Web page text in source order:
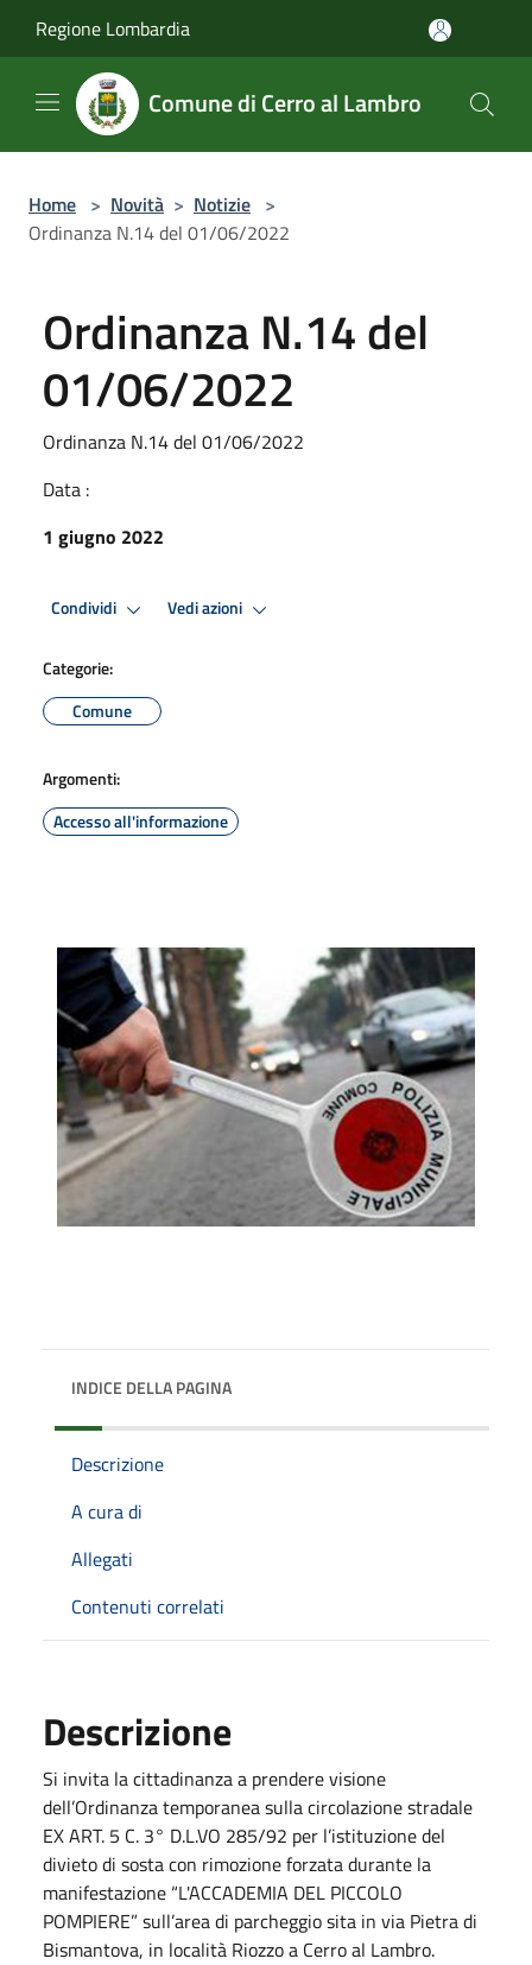
Regione Lombardia
Comune di Cerro al Lambro
Home > Novità > Notizie >
Ordinanza N.14 del 01/06/2022
Ordinanza N.14 del
01/06/2022
Ordinanza N.14 del 01/06/2022
Data :
1 giugno 2022
Condividi Vedi azioni
Categorie:
Comune
Argomenti:
Accesso all'informazione
INDICE DELLA PAGINA
Descrizione
A cura di
Allegati
Contenuti correlati
Descrizione
Si invita la cittadinanza a prendere visione
dell’Ordinanza temporanea sulla circolazione stradale
EX ART. 5 C. 3° D.L.VO 285/92 per l’istituzione del
divieto di sosta con rimozione forzata durante la
manifestazione “L'ACCADEMIA DEL PICCOLO
POMPIERE” sull’area di parcheggio sita in via Pietra di
Bismantova, in località Riozzo a Cerro al Lambro.